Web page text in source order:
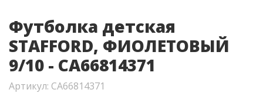
Футболка детская
STAFFORD, ФИОЛЕТОВЫЙ
9/10 - CA66814371
Артикул: CA66814371